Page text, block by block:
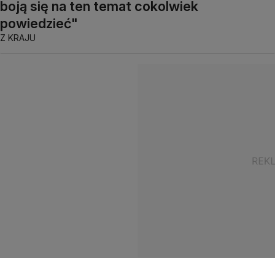
boją się na ten temat cokolwiek
powiedzieć"
Z KRAJU